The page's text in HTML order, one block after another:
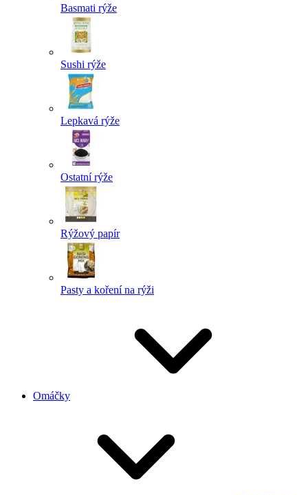
Basmati rýže
Sushi rýže
Lepkavá rýže
Ostatní rýže
Rýžový papír
Pasty a koření na rýži
Omáčky